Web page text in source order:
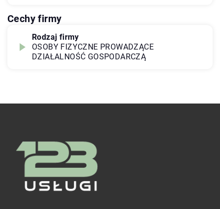
Cechy firmy
Rodzaj firmy
OSOBY FIZYCZNE PROWADZĄCE
DZIAŁALNOŚĆ GOSPODARCZĄ